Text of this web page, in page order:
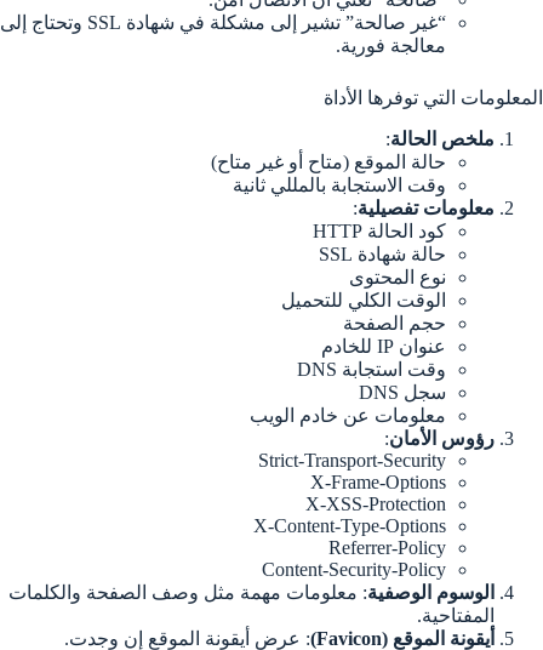
“غير صالحة” تشير إلى مشكلة في شهادة SSL وتحتاج إلى
معالجة فورية.
المعلومات التي توفرها الأداة
ملخص الحالة:
حالة الموقع (متاح أو غير متاح)
وقت الاستجابة بالمللي ثانية
معلومات تفصيلية:
كود الحالة HTTP
حالة شهادة SSL
نوع المحتوى
الوقت الكلي للتحميل
حجم الصفحة
عنوان IP للخادم
وقت استجابة DNS
سجل DNS
معلومات عن خادم الويب
رؤوس الأمان:
Strict-Transport-Security
X-Frame-Options
X-XSS-Protection
X-Content-Type-Options
Referrer-Policy
Content-Security-Policy
الوسوم الوصفية: معلومات مهمة مثل وصف الصفحة والكلمات
المفتاحية.
أيقونة الموقع (Favicon)
: عرض أيقونة الموقع إن وجدت.